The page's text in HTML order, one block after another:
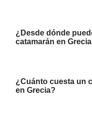
¿Desde dónde
catamarán en
¿Cuánto cuesta un
en Grecia?